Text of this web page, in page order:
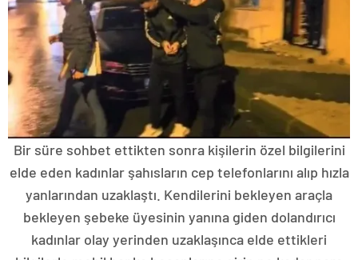
Bir süre sohbet ettikten sonra kişilerin özel bilgilerini
elde eden kadınlar şahısların cep telefonlarını alıp hızla
yanlarından uzaklaştı. Kendilerini bekleyen araçla
bekleyen şebeke üyesinin yanına giden dolandırıcı
kadınlar olay yerinden uzaklaşınca elde ettikleri